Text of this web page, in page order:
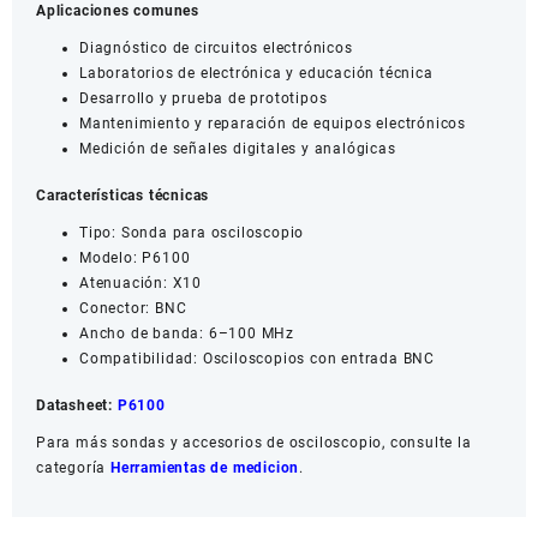
Aplicaciones comunes
Diagnóstico de circuitos electrónicos
Laboratorios de electrónica y educación técnica
Desarrollo y prueba de prototipos
Mantenimiento y reparación de equipos electrónicos
Medición de señales digitales y analógicas
Características técnicas
Tipo: Sonda para osciloscopio
Modelo: P6100
Atenuación: X10
Conector: BNC
Ancho de banda: 6–100 MHz
Compatibilidad: Osciloscopios con entrada BNC
Datasheet: P6100
Para más sondas y accesorios de osciloscopio, consulte la
categoría Herramientas de medicion.